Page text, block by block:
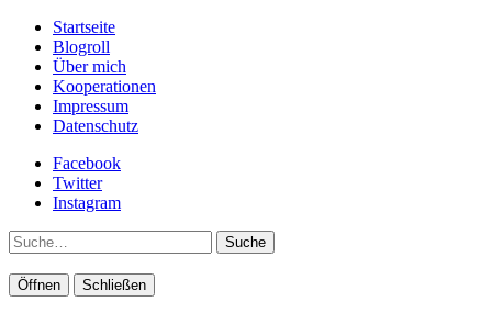
Startseite
Blogroll
Über mich
Kooperationen
Impressum
Datenschutz
Facebook
Twitter
Instagram
Suche
Öffnen Schließen